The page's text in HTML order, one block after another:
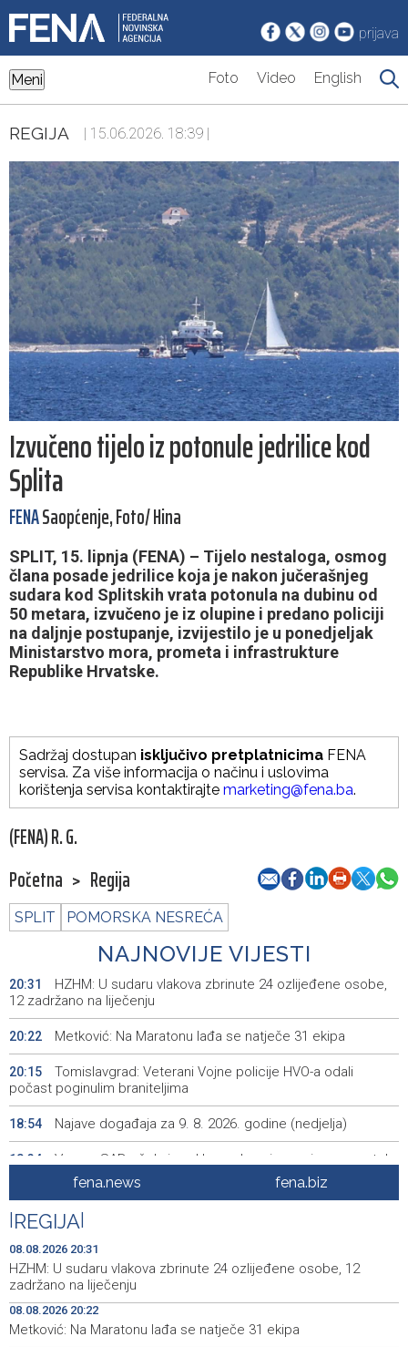
prijava
Meni Foto Video English
REGIJA | 15.06.2026. 18:39 |
Izvučeno tijelo iz potonule jedrilice kod
Splita
FENASaopćenje, Foto/ Hina
SPLIT, 15. lipnja (FENA) – Tijelo nestaloga, osmog
člana posade jedrilice koja je nakon jučerašnjeg
sudara kod Splitskih vrata potonula na dubinu od
50 metara, izvučeno je iz olupine i predano policiji
na daljnje postupanje, izvijestilo je u ponedjeljak
Ministarstvo mora, prometa i infrastrukture
Republike Hrvatske.
Sadržaj dostupan isključivo pretplatnicima FENA
servisa. Za više informacija o načinu i uslovima
korištenja servisa kontaktirajte marketing@fena.ba.
(FENA) R. G.
Početna > Regija
SPLIT POMORSKA NESREĆA
NAJNOVIJE VIJESTI
20:31
HZHM: U sudaru vlakova zbrinute 24 ozlijeđene osobe,
12 zadržano na liječenju
20:22 Metković: Na Maratonu lađa se natječe 31 ekipa
20:15
Tomislavgrad: Veterani Vojne policije HVO-a odali
počast poginulim braniteljima
18:54 Najave događaja za 9. 8. 2026. godine (nedjelja)
18:34
Vance: SAD očekuje od Irana da osigura siguran protok
nafte kroz Hormuški moreuz
18:21
Iranski šef sigurnosti: Hormuški moreuz će ostati
zatvoren dok SAD ne ispuni zahtjeve Teherana
18:09
Iran 'vrlo blizu' dogovora s Omanom o novoj Hormuškoj
brodskoj ruti
18:05
Koncertom Marije Šerifović večeras se zatvara
manifestacija 'Dani dijaspore Travnik 2026'
fena.news fena.biz
REGIJA
08.08.2026 20:31
HZHM: U sudaru vlakova zbrinute 24 ozlijeđene osobe, 12
zadržano na liječenju
08.08.2026 20:22
Metković: Na Maratonu lađa se natječe 31 ekipa